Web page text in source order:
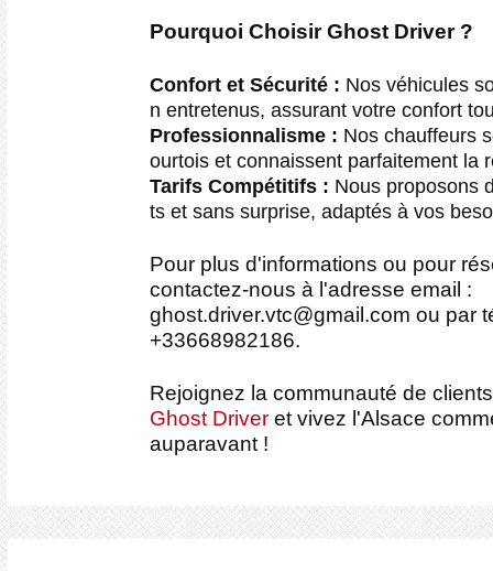
Pourquoi Choisir Ghost Driver ?
Confort et Sécurité : Nos véhicules
n entretenus, assurant votre confort
Professionnalisme : Nos chauffeurs
ourtois et connaissent parfaitement la
Tarifs Compétitifs : Nous proposons
ts et sans surprise, adaptés à vos
Pour plus d'informations ou pour
contactez-nous à l'adresse email :
ghost.driver.vtc@gmail.com ou par
+33668982186.
Rejoignez la communauté de
Ghost Driver et vivez l'Alsace
auparavant !